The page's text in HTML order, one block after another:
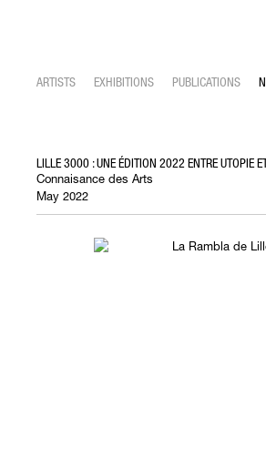
ARTISTS EXHIBITIONS PUBLICATIONS
LILLE 3000 : UNE ÉDITION 2022 ENTRE UTOPIE
Connaisance des Arts
May 2022